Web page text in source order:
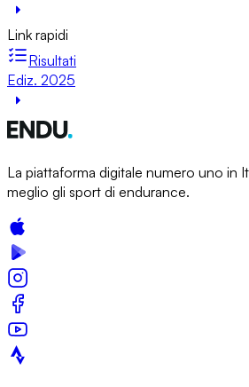
Link rapidi
Risultati
Ediz. 2025
La piattaforma digitale numero uno in
meglio gli sport di endurance.